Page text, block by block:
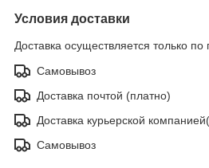
Условия доставки
Доставка осуществляется только по
Самовывоз
Доставка почтой (платно)
Доставка курьерской
Самовывоз